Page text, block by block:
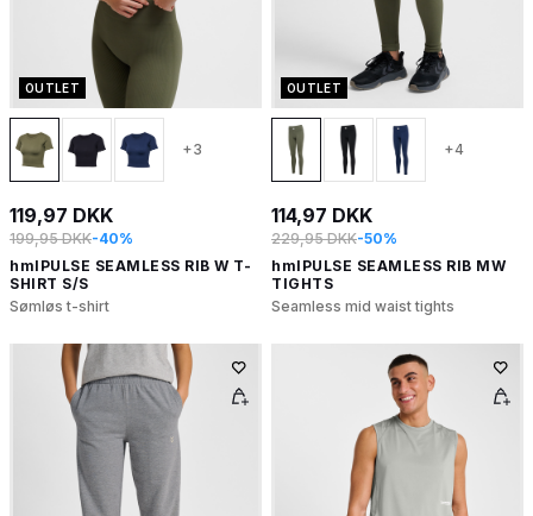
OUTLET
+3
119,97 DKK
199,95 DKK-40%
hmlPULSE SEAMLESS RIB W T-
SHIRT S/S
Sømløs t-shirt
OUTLET
+4
114,97 DKK
229,95 DKK-50%
hmlPULSE SEAMLESS RIB MW
TIGHTS
Seamless mid waist tights